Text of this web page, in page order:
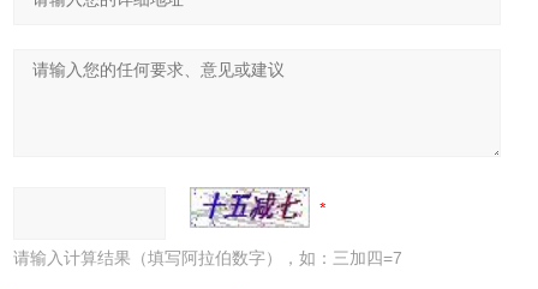
请输入计算结果（填写阿拉伯数字），如：三加四=7